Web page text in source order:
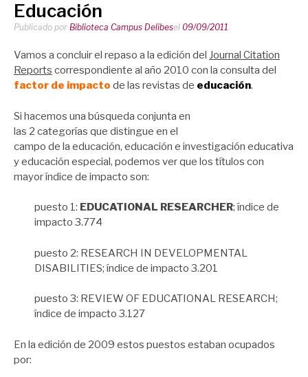
Educación
Publicado por Biblioteca Campus Delibesel 09/09/2011
Vamos a concluir el repaso a la edición del Journal Citation
Reports correspondiente al año 2010 con la consulta del
factor de impacto de las revistas de educación.
Si hacemos una búsqueda conjunta en
las 2 categorías que distingue en el
campo de la educación, educación e investigación educativa
y educación especial, podemos ver que los títulos con
mayor índice de impacto son:
puesto 1: EDUCATIONAL RESEARCHER; índice de
impacto 3.774
puesto 2: RESEARCH IN DEVELOPMENTAL
DISABILITIES; índice de impacto 3.201
puesto 3: REVIEW OF EDUCATIONAL RESEARCH;
índice de impacto 3.127
En la edición de 2009 estos puestos estaban ocupados
por: